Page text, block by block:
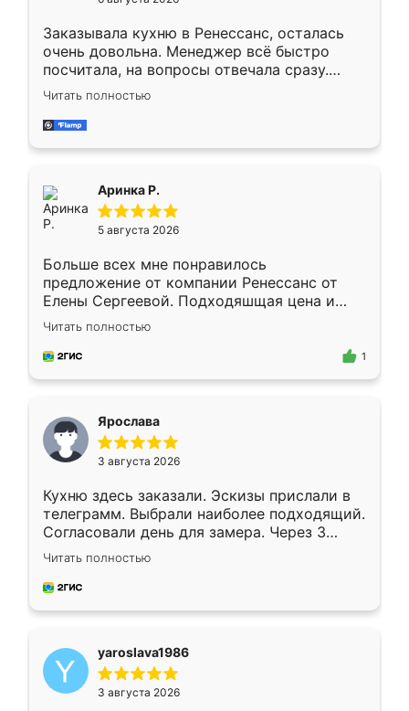
Заказывала кухню в Ренессанс, осталась
очень довольна. Менеджер всё быстро
посчитала, на вопросы отвечала сразу.
Замерщик приехал в субботу, подошёл к
делу со всей ответственностью. Собрали
за день, ребята работали аккуратно, даже
Читать полностью
Аринка Р.
5 августа 2026
Больше всех мне понравилось
предложение от компании Ренессанс от
Елены Сергеевой. Подходяшщая цена и
короткие сроки изготовления. Приехавший
для замера сотрудник Владислав
предложил по моему эскизу самый
Читать полностью
1
Ярослава
3 августа 2026
Кухню здесь заказали. Эскизы прислали в
телеграмм. Выбрали наиболее подходящий.
Согласовали день для замера. Через 3
недели кухня была уже готова. Остались
довольны работой. Спасибо Ренессанс
мебель за качественную работу!
Читать полностью
yaroslava1986
3 августа 2026